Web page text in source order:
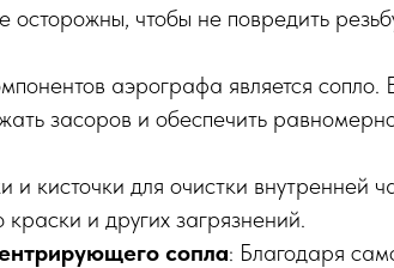
осторожны, чтобы не повредить
аэрографа является сопло.
засоров и обеспечить
и кисточки для очистки внутренней
и других загрязнений.
сопла: Благодаря